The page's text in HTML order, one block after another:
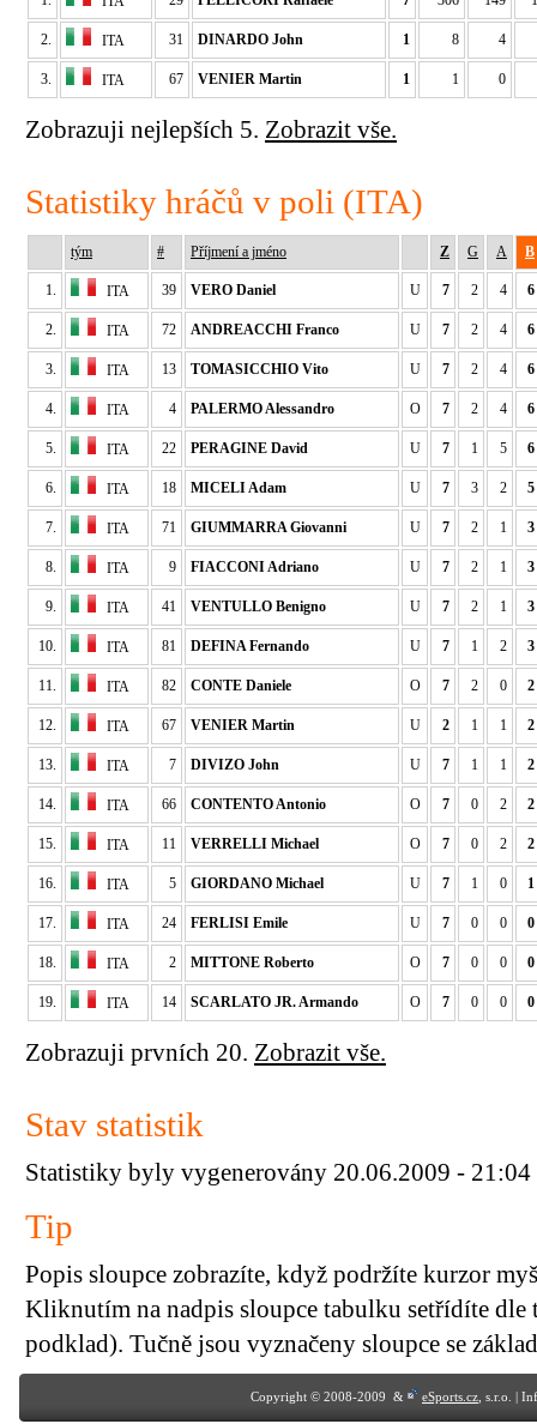
2. ITA 31 DINARDO John 1 8 4
3. ITA 67 VENIER Martin 1 1 0
Zobrazuji nejlepších 5. Zobrazit vše.
Statistiky hráčů v poli (ITA)
tým # Příjmení a jméno Z G A B
1. ITA 39 VERO Daniel U 7 2 4 6
2. ITA 72 ANDREACCHI Franco U 7 2 4 6
3. ITA 13 TOMASICCHIO Vito U 7 2 4 6
4. ITA 4 PALERMO Alessandro O 7 2 4 6
5. ITA 22 PERAGINE David U 7 1 5 6
6. ITA 18 MICELI Adam U 7 3 2 5
7. ITA 71 GIUMMARRA Giovanni U 7 2 1 3
8. ITA 9 FIACCONI Adriano U 7 2 1 3
9. ITA 41 VENTULLO Benigno U 7 2 1 3
10. ITA 81 DEFINA Fernando U 7 1 2 3
11. ITA 82 CONTE Daniele O 7 2 0 2
12. ITA 67 VENIER Martin U 2 1 1 2
13. ITA 7 DIVIZO John U 7 1 1 2
14. ITA 66 CONTENTO Antonio O 7 0 2 2
15. ITA 11 VERRELLI Michael O 7 0 2 2
16. ITA 5 GIORDANO Michael U 7 1 0 1
17. ITA 24 FERLISI Emile U 7 0 0 0
18. ITA 2 MITTONE Roberto O 7 0 0 0
19. ITA 14 SCARLATO JR. Armando O 7 0 0 0
Zobrazuji prvních 20. Zobrazit vše.
Stav statistik
Statistiky byly vygenerovány 20.06.2009 - 21:04
Tip
Popis sloupce zobrazíte, když podržíte kurzor
Kliknutím na nadpis sloupce tabulku setřídíte dle
podklad). Tučně jsou vyznačeny sloupce se
Copyright © 2008-2009 & eSports.cz , s.r.o. |